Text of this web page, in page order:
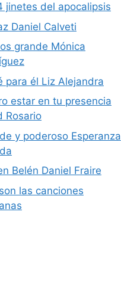
jinetes del apocalipsis
Daniel Calveti
grande Mónica
para él Liz Alejandra
estar en tu presencia
Rosario
y poderoso Esperanza
Belén Daniel Fraire
las canciones